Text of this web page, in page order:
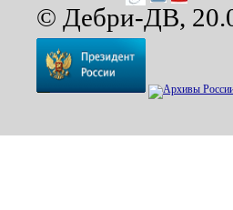
© Дебри-ДВ,